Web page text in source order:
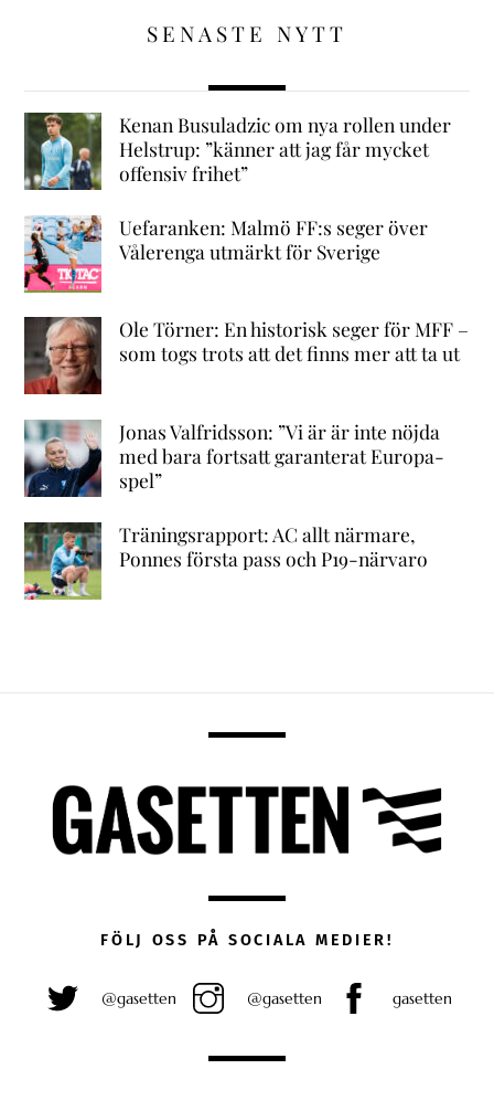
SENASTE NYTT
Kenan Busuladzic om nya rollen under
Helstrup: ”känner att jag får mycket
offensiv frihet”
Uefaranken: Malmö FF:s seger över
Vålerenga utmärkt för Sverige
Ole Törner: En historisk seger för MFF –
som togs trots att det finns mer att ta ut
Jonas Valfridsson: ”Vi är är inte nöjda
med bara fortsatt garanterat Europa-
spel”
Träningsrapport: AC allt närmare,
Ponnes första pass och P19-närvaro
FÖLJ OSS PÅ SOCIALA MEDIER!
@gasetten @gasetten gasetten